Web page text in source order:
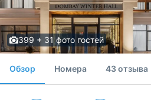
399 + 31 фото гостей
Обзор Номера 43 отзыва